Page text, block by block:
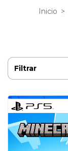
Inicio >
Filtrar